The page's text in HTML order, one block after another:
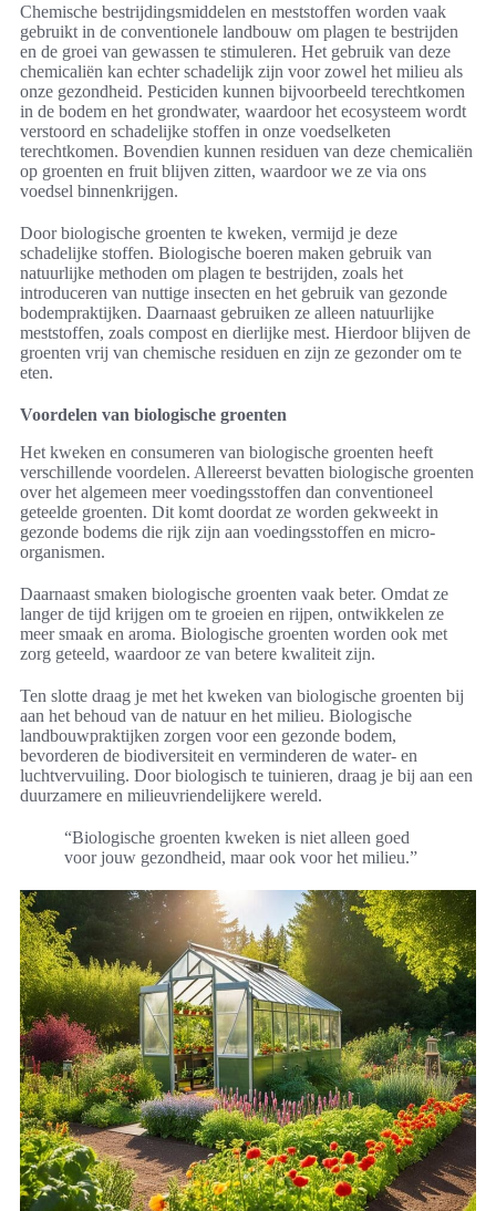
Chemische bestrijdingsmiddelen en meststoffen worden vaak
gebruikt in de conventionele landbouw om plagen te bestrijden
en de groei van gewassen te stimuleren. Het gebruik van deze
chemicaliën kan echter schadelijk zijn voor zowel het milieu als
onze gezondheid. Pesticiden kunnen bijvoorbeeld terechtkomen
in de bodem en het grondwater, waardoor het ecosysteem wordt
verstoord en schadelijke stoffen in onze voedselketen
terechtkomen. Bovendien kunnen residuen van deze chemicaliën
op groenten en fruit blijven zitten, waardoor we ze via ons
voedsel binnenkrijgen.
Door biologische groenten te kweken, vermijd je deze
schadelijke stoffen. Biologische boeren maken gebruik van
natuurlijke methoden om plagen te bestrijden, zoals het
introduceren van nuttige insecten en het gebruik van gezonde
bodempraktijken. Daarnaast gebruiken ze alleen natuurlijke
meststoffen, zoals compost en dierlijke mest. Hierdoor blijven de
groenten vrij van chemische residuen en zijn ze gezonder om te
eten.
Voordelen van biologische groenten
Het kweken en consumeren van biologische groenten heeft
verschillende voordelen. Allereerst bevatten biologische groenten
over het algemeen meer voedingsstoffen dan conventioneel
geteelde groenten. Dit komt doordat ze worden gekweekt in
gezonde bodems die rijk zijn aan voedingsstoffen en micro-
organismen.
Daarnaast smaken biologische groenten vaak beter. Omdat ze
langer de tijd krijgen om te groeien en rijpen, ontwikkelen ze
meer smaak en aroma. Biologische groenten worden ook met
zorg geteeld, waardoor ze van betere kwaliteit zijn.
Ten slotte draag je met het kweken van biologische groenten bij
aan het behoud van de natuur en het milieu. Biologische
landbouwpraktijken zorgen voor een gezonde bodem,
bevorderen de biodiversiteit en verminderen de water- en
luchtvervuiling. Door biologisch te tuinieren, draag je bij aan een
duurzamere en milieuvriendelijkere wereld.
“Biologische groenten kweken is niet alleen goed
voor jouw gezondheid, maar ook voor het milieu.”